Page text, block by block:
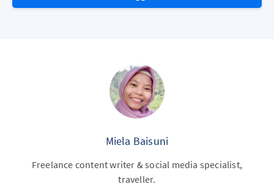
Miela Baisuni
Freelance content writer & social media specialist,
traveller.